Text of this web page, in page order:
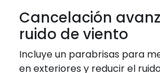
Cancelación
ruido de viento
Incluye un parabrisas para
en exteriores y reducir el